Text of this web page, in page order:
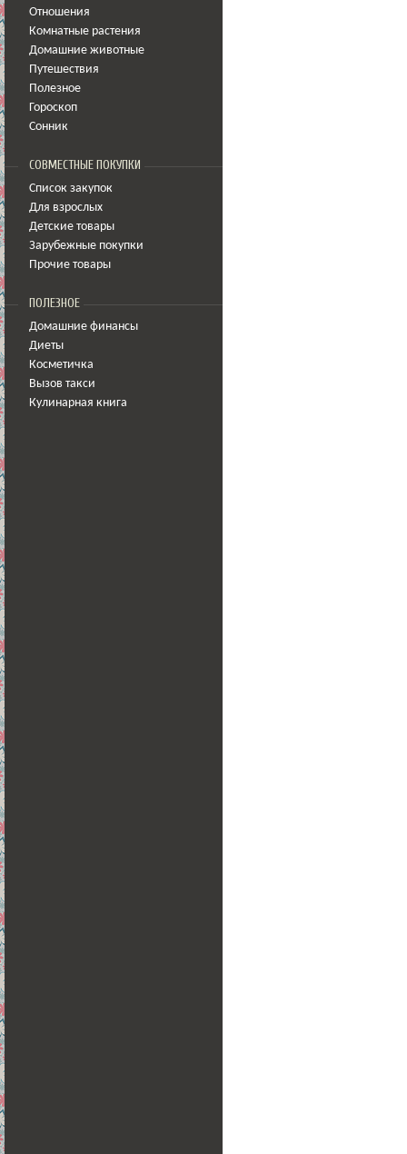
Отношения
Комнатные растения
Домашние животные
Путешествия
Полезное
Гороскоп
Сонник
СОВМЕСТНЫЕ ПОКУПКИ
Список закупок
Для взрослых
Детские товары
Зарубежные покупки
Прочие товары
ПОЛЕЗНОЕ
Домашние финансы
Диеты
Косметичка
Вызов такси
Кулинарная книга